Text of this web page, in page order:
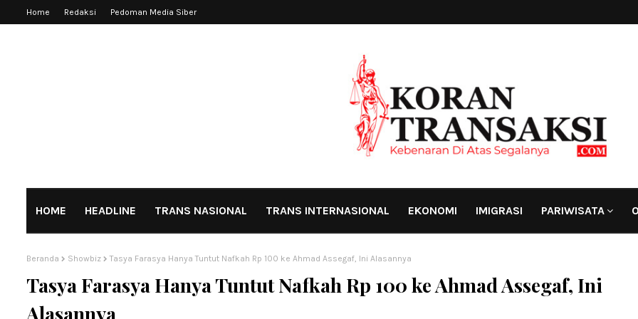
Home Redaksi Pedoman Media Siber
HOME HEADLINE TRANS NASIONAL TRANS INTERNASIONAL EKONOMI IMIGRASI PARIWISATA
Beranda Showbiz Tasya Farasya Hanya Tuntut Nafkah Rp 100 ke Ahmad Assegaf, Ini Alasannya
Tasya Farasya Hanya Tuntut Nafkah Rp 100 ke Ahmad Assegaf, Ini
Alasannya